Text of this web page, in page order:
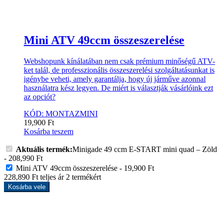
Mini ATV 49ccm összeszerelése
Webshopunk kínálatában nem csak prémium minőségű ATV-
ket talál, de professzionális összeszerelési szolgáltatásunkat is
igénybe veheti, amely garantálja, hogy új járműve azonnal
használatra kész legyen. De miért is választják vásárlóink ezt
az opciót?
KÓD: MONTAZMINI
19,900 Ft
Kosárba teszem
Aktuális termék:Minigade 49 ccm E-START mini quad – Zöld
- 208,990 Ft
Mini ATV 49ccm összeszerelése - 19,900 Ft
228,890 Ft teljes ár 2 termékért
Kosárba vele